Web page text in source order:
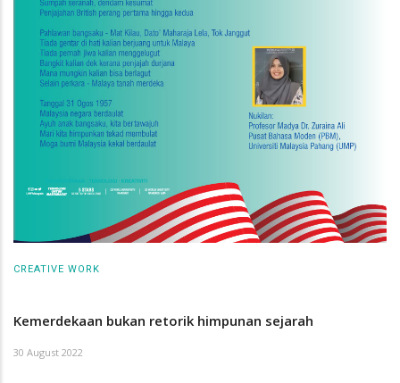
CREATIVE WORK
Kemerdekaan bukan retorik himpunan sejarah
30 August 2022